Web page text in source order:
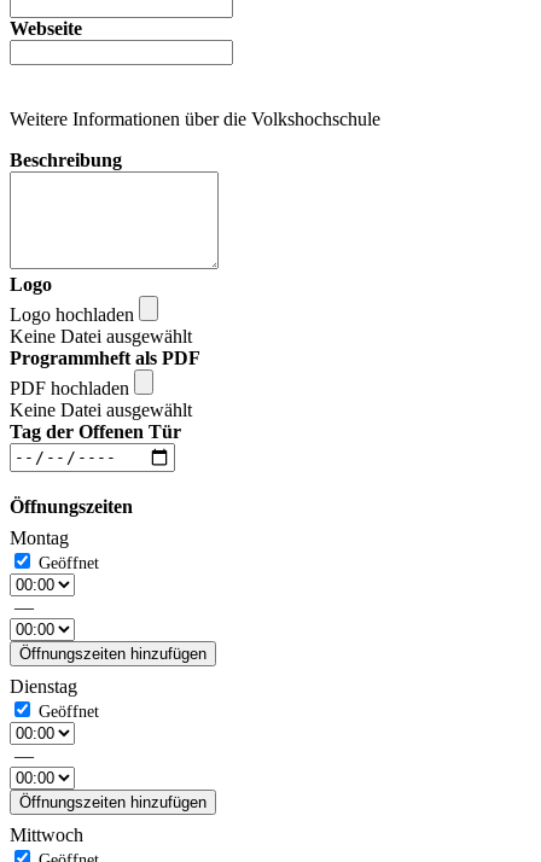
Webseite
Weitere Informationen über die Volkshochschule
Beschreibung
Logo
Logo hochladen
Keine Datei ausgewählt
Programmheft als PDF
PDF hochladen
Keine Datei ausgewählt
Tag der Offenen Tür
Öffnungszeiten
Montag
—
Öffnungszeiten hinzufügen
Dienstag
—
Öffnungszeiten hinzufügen
Mittwoch